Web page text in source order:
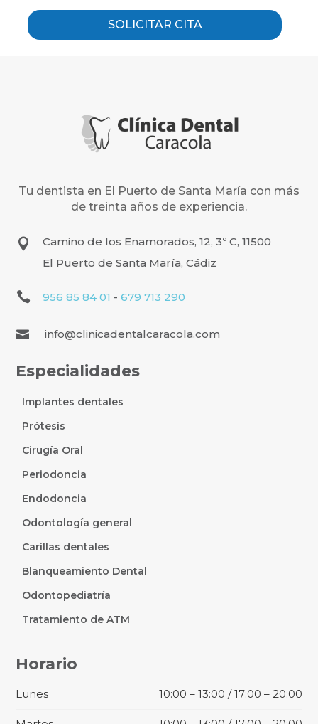
SOLICITAR CITA
Tu dentista en El Puerto de Santa María con más
de treinta años de experiencia.

Camino de los Enamorados, 12, 3º C, 11500
El Puerto de Santa María, Cádiz
 956 85 84 01 - 679 713 290
 info@clinicadentalcaracola.com
Especialidades
Implantes dentales
Prótesis
Cirugía Oral
Periodoncia
Endodoncia
Odontología general
Carillas dentales
Blanqueamiento Dental
Odontopediatría
Tratamiento de ATM
Horario
Lunes 10:00 – 13:00 / 17:00 – 20:00